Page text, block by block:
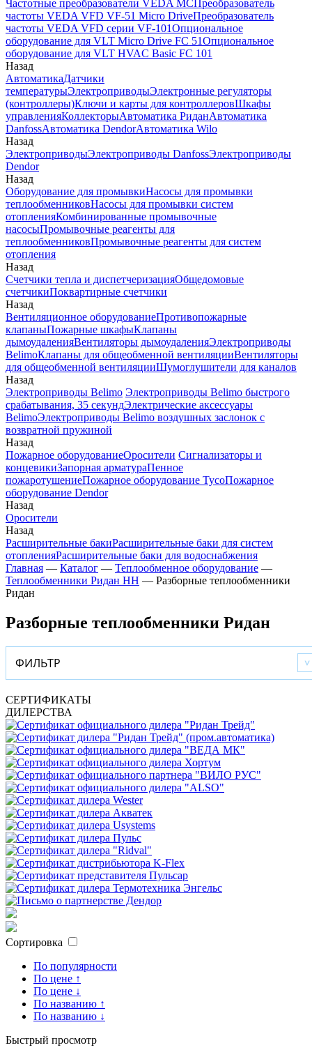
Частотные преобразователи VEDA MC Преобразователь
частоты VEDA VFD VF-51 Micro DriveПреобразователь
частоты VEDA VFD серии VF-101Опциональное
оборудование для VLT Micro Drive FC 51Опциональное
оборудование для VLT HVAC Basic FC 101
Назад
АвтоматикаДатчики
температурыЭлектроприводыЭлектронные регуляторы
(контроллеры)Ключи и карты для контроллеровШкафы
управленияКоллекторыАвтоматика РиданАвтоматика
DanfossАвтоматика DendorАвтоматика Wilo
Назад
ЭлектроприводыЭлектроприводы DanfossЭлектроприводы
Dendor
Назад
Оборудование для промывкиНасосы для промывки
теплообменниковНасосы для промывки систем
отопленияКомбинированные промывочные
насосыПромывочные реагенты для
теплообменниковПромывочные реагенты для систем
отопления
Назад
Счетчики тепла и диспетчеризацияОбщедомовые
счетчикиПоквартирные счетчики
Назад
Вентиляционное оборудованиеПротивопожарные
клапаныПожарные шкафыКлапаны
дымоудаленияВентиляторы дымоудаленияЭлектроприводы
BelimoКлапаны для общеобменной вентиляцииВентиляторы
для общеобменной вентиляцииШумоглушители для каналов
Назад
Электроприводы Belimo Электроприводы Belimo быстрого
срабатывания, 35 секундЭлектрические аксессуары
BelimoЭлектроприводы Belimo воздушных заслонок c
возвратной пружиной
Назад
Пожарное оборудованиеОросители Сигнализаторы и
концевикиЗапорная арматураПенное
пожаротушениеПожарное оборудование TycoПожарное
оборудование Dendor
Назад
Оросители
Назад
Расширительные бакиРасширительные баки для систем
отопленияРасширительные баки для водоснабжения
Главная — Каталог — Теплообменное оборудование —
Теплообменники Ридан НН — Разборные теплообменники
Ридан
Разборные теплообменники Ридан
ФИЛЬТР
СЕРТИФИКАТЫ
ДИЛЕРСТВА
Сортировка
По популярности
По цене ↑
По цене ↓
По названию ↑
По названию ↓
Быстрый просмотр